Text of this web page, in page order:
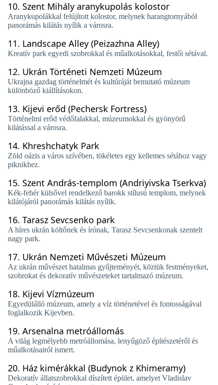
10. Szent Mihály aranykupolás kolostor
Aranykupolákkal felújított kolostor, melynek harangtornyából
panorámás kilátás nyílik a városra.
11. Landscape Alley (Peizazhna Alley)
Kreatív park egyedi szobrokkal és műalkotásokkal, festői sétával.
12. Ukrán Történeti Nemzeti Múzeum
Ukrajna gazdag történelmét és kultúráját bemutató múzeum
különböző kiállításokon.
13. Kijevi erőd (Pechersk Fortress)
Történelmi erőd védőfalakkal, múzeumokkal és gyönyörű
kilátással a városra.
14. Khreshchatyk Park
Zöld oázis a város szívében, tökéletes egy kellemes sétához vagy
piknikhez.
15. Szent András-templom (Andriyivska Tserkva)
Kék-fehér külsővel rendelkező barokk stílusú templom, melynek
kilátójáról panorámás kilátás nyílik.
16. Tarasz Sevcsenko park
A híres ukrán költőnek és írónak, Tarasz Sevcsenkonak szentelt
nagy park.
17. Ukrán Nemzeti Művészeti Múzeum
Az ukrán művészet hatalmas gyűjteményét, köztük festményeket,
szobrokat és dekoratív művészeteket tartalmazó múzeum.
18. Kijevi Vízmúzeum
Egyedülálló múzeum, amely a víz történetével és fontosságával
foglalkozik Kijevben.
19. Arsenalna metróállomás
A világ legmélyebb metróállomása, lenyűgöző építészetéről és
műalkotásairól ismert.
20. Ház kimérákkal (Budynok z Khimeramy)
Dekoratív állatszobrokkal díszített épület, amelyet Vladislav